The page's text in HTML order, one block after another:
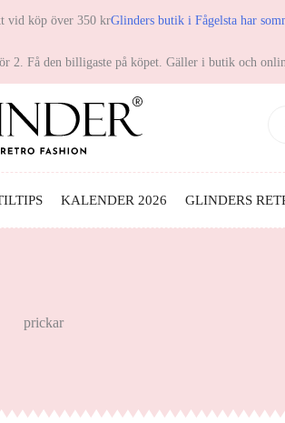
vid köp över 350 krGlinders butik i Fågelsta har
2. Få den billigaste på köpet. Gäller i butik och
KALENDER 2026 GLINDERS
prickar